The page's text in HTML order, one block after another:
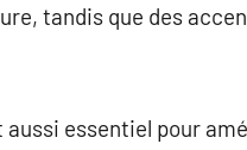
tandis que des
essentiel pour